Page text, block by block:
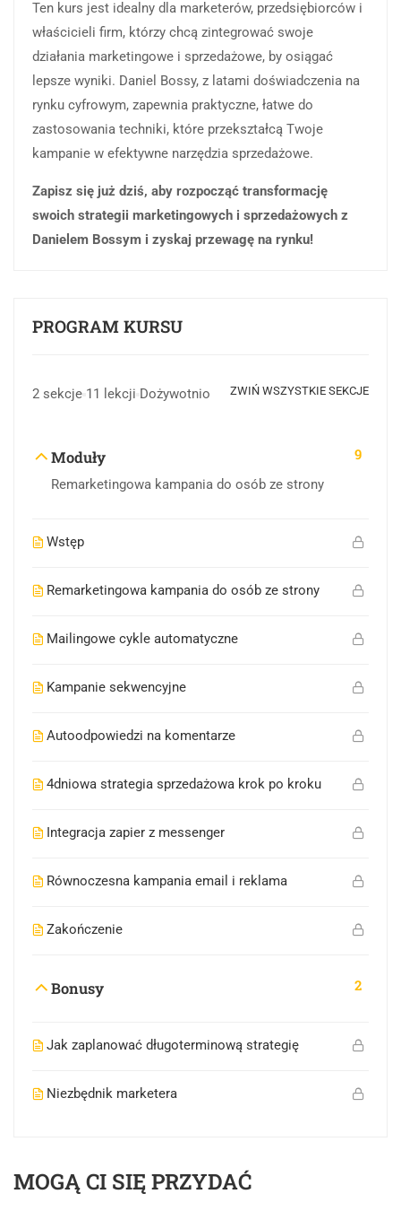
Ten kurs jest idealny dla marketerów, przedsiębiorców i
właścicieli firm, którzy chcą zintegrować swoje
działania marketingowe i sprzedażowe, by osiągać
lepsze wyniki. Daniel Bossy, z latami doświadczenia na
rynku cyfrowym, zapewnia praktyczne, łatwe do
zastosowania techniki, które przekształcą Twoje
kampanie w efektywne narzędzia sprzedażowe.
Zapisz się już dziś, aby rozpocząć transformację
swoich strategii marketingowych i sprzedażowych z
Danielem Bossym i zyskaj przewagę na rynku!
PROGRAM KURSU
2 sekcje 11 lekcji Dożywotnio ZWIŃ WSZYSTKIE SEKCJE
Moduły
Remarketingowa kampania do osób ze strony
9
Wstęp
Remarketingowa kampania do osób ze strony
Mailingowe cykle automatyczne
Kampanie sekwencyjne
Autoodpowiedzi na komentarze
4dniowa strategia sprzedażowa krok po kroku
Integracja zapier z messenger
Równoczesna kampania email i reklama
Zakończenie
Bonusy 2
Jak zaplanować długoterminową strategię
Niezbędnik marketera
MOGĄ CI SIĘ PRZYDAĆ